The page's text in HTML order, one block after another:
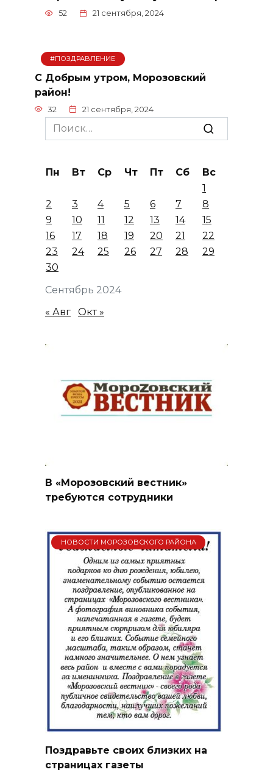
52 21 сентября, 2024
#ПОЗДРАВЛЕНИЕ
С Добрым утром, Морозовский
район!
32 21 сентября, 2024
Search
for:
Сентябрь 2024
Пн Вт Ср Чт Пт Сб
Вс
1
2
3 4 5 6 7
8
9
10 11 12 13 14
15
16
17 18 19 20 21
22
23
24 25 26 27 28
29
30
« Авг Окт »
В «Морозовский вестник»
требуются сотрудники
НОВОСТИ МОРОЗОВСКОГО РАЙОНА
Поздравьте своих близких на
страницах газеты